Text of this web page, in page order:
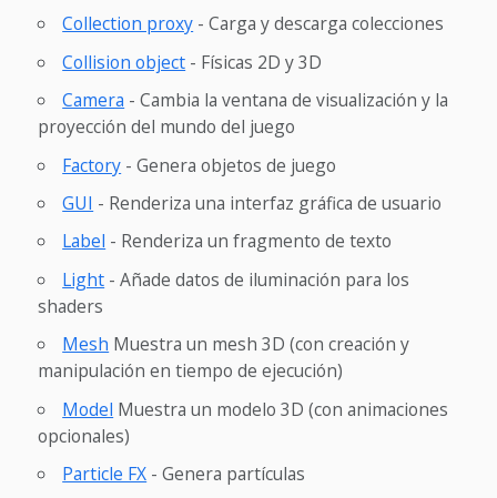
Collection proxy - Carga y descarga colecciones
Collision object - Físicas 2D y 3D
Camera - Cambia la ventana de visualización y la
proyección del mundo del juego
Factory - Genera objetos de juego
GUI - Renderiza una interfaz gráfica de usuario
Label - Renderiza un fragmento de texto
Light - Añade datos de iluminación para los
shaders
Mesh Muestra un mesh 3D (con creación y
manipulación en tiempo de ejecución)
Model Muestra un modelo 3D (con animaciones
opcionales)
Particle FX - Genera partículas